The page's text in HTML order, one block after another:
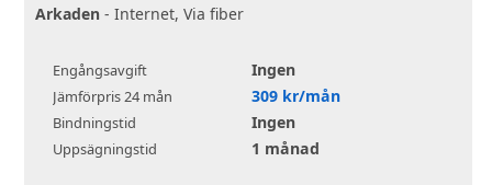
Arkaden - Internet, Via fiber
Engångsavgift Ingen
Jämförpris 24 mån 309 kr/mån
Bindningstid Ingen
Uppsägningstid 1 månad